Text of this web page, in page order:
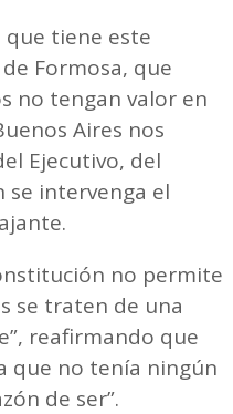
que tiene este
Formosa, que
no tengan valor en
Aires nos
Ejecutivo, del
se intervenga el
no permite
se traten de una
reafirmando que
que no tenía ningún
de ser”.